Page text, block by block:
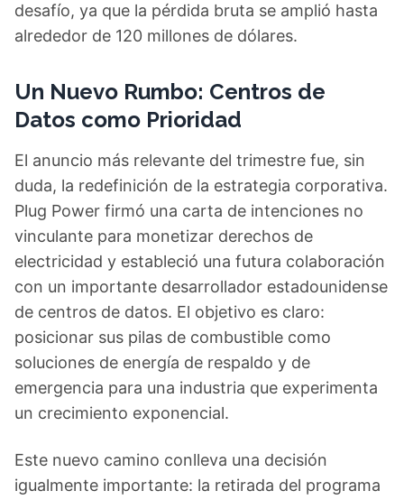
desafío, ya que la pérdida bruta se amplió hasta
alrededor de 120 millones de dólares.
Un Nuevo Rumbo: Centros de
Datos como Prioridad
El anuncio más relevante del trimestre fue, sin
duda, la redefinición de la estrategia corporativa.
Plug Power firmó una carta de intenciones no
vinculante para monetizar derechos de
electricidad y estableció una futura colaboración
con un importante desarrollador estadounidense
de centros de datos. El objetivo es claro:
posicionar sus pilas de combustible como
soluciones de energía de respaldo y de
emergencia para una industria que experimenta
un crecimiento exponencial.
Este nuevo camino conlleva una decisión
igualmente importante: la retirada del programa